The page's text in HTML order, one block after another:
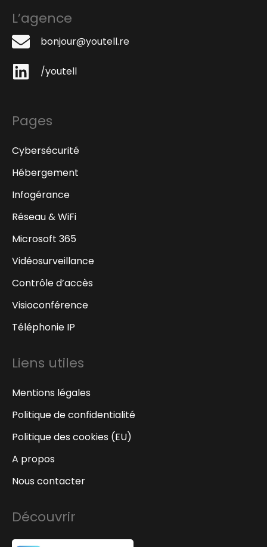
Pages
Cybersécurité
Hébergement
Infogérance
Réseau & WiFi
Microsoft 365
Vidéosurveillance
Contrôle d’accès
Visioconférence
Téléphonie IP
Liens utiles
Mentions légales
Politique de confidentialité
Politique des cookies (EU)
A propos
Nous contacter
Découvrir
L’agence
bonjour@youtell.re
/youtell